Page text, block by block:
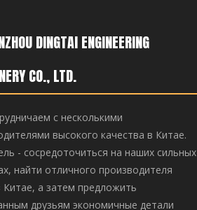
DINGTAI ENGINEERING
CO., LTD.
с несколькими
высокого качества в Китае.
- сосредоточиться на наших сильных
найти отличного производителя
Китае, а затем предложить
друзьям экономичные детали